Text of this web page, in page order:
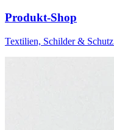
Produkt-Shop
Textilien, Schilder &